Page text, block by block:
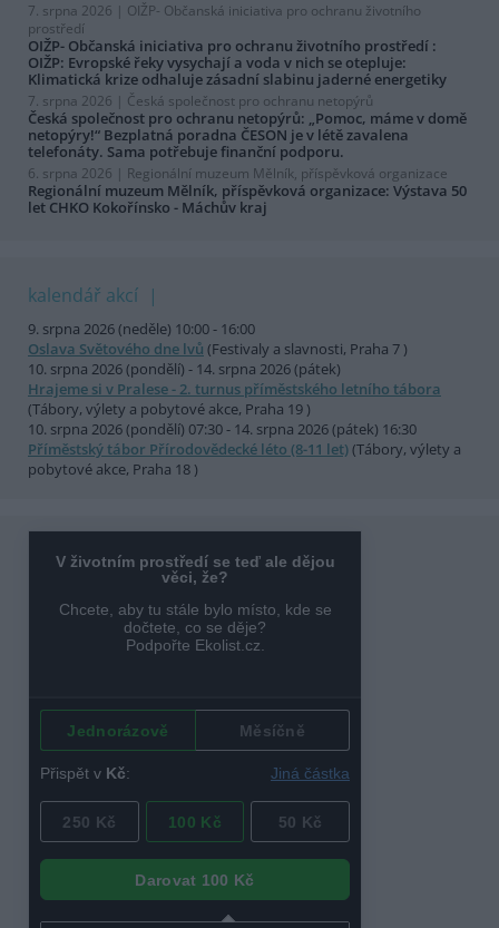
7. srpna 2026 | OIŽP- Občanská iniciativa pro ochranu životního
prostředí
OIŽP- Občanská iniciativa pro ochranu životního prostředí :
OIŽP: Evropské řeky vysychají a voda v nich se otepluje:
Klimatická krize odhaluje zásadní slabinu jaderné energetiky
7. srpna 2026 | Česká společnost pro ochranu netopýrů
Česká společnost pro ochranu netopýrů: „Pomoc, máme v domě
netopýry!“ Bezplatná poradna ČESON je v létě zavalena
telefonáty. Sama potřebuje finanční podporu.
6. srpna 2026 | Regionální muzeum Mělník, příspěvková organizace
Regionální muzeum Mělník, příspěvková organizace: Výstava 50
let CHKO Kokořínsko - Máchův kraj
kalendář akcí
9. srpna 2026 (neděle) 10:00 - 16:00
Oslava Světového dne lvů (Festivaly a slavnosti, Praha 7 )
10. srpna 2026 (pondělí) - 14. srpna 2026 (pátek)
Hrajeme si v Pralese - 2. turnus příměstského letního tábora
(Tábory, výlety a pobytové akce, Praha 19 )
10. srpna 2026 (pondělí) 07:30 - 14. srpna 2026 (pátek) 16:30
Příměstský tábor Přírodovědecké léto (8-11 let)(Tábory, výlety a
pobytové akce, Praha 18 )